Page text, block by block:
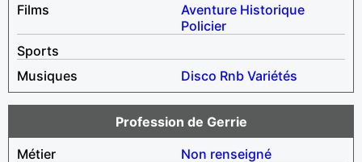
Films
Aventure Historique
Policier
Sports
Musiques
Disco Rnb Variétés
Profession de Gerrie
Métier
Non renseigné